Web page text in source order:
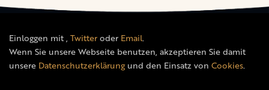
Einloggen mit, Twitteroder Email.
Wenn Sie unsere Webseite benutzen, akzeptieren Sie damit
unsere Datenschutzerklärungund den Einsatz von Cookies.